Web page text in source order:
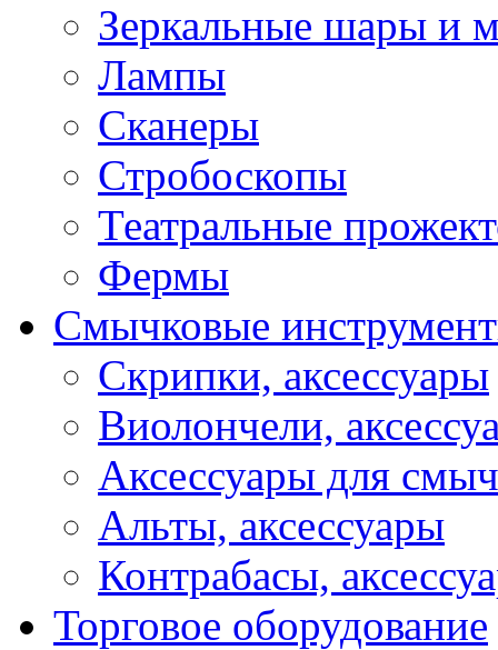
Зеркальные шары и
Лампы
Сканеры
Стробоскопы
Театральные
Фермы
Смычковые
Скрипки, аксессуары
Виолончели,
Аксессуары для
Альты, аксессуары
Контрабасы,
Торговое оборудование